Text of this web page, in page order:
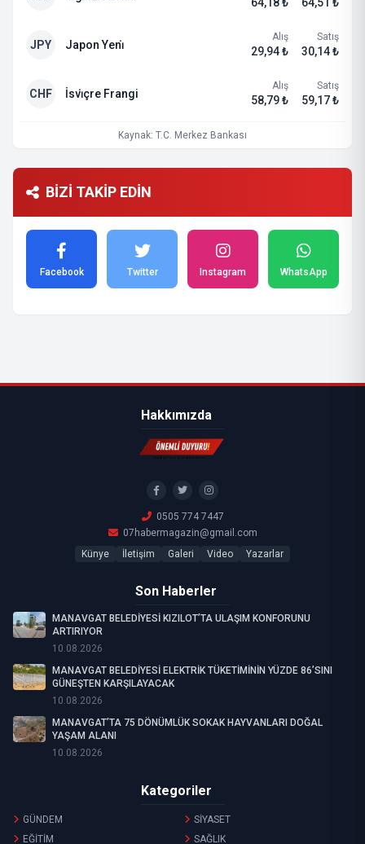
JPY Japon Yeni̇
Alış
29,94 ₺
Satış
30,14 ₺
CHF İsvi̇çre Frangi
Alış
58,79 ₺
Satış
59,17 ₺
Kaynak: T.C. Merkez Bankası
BİZİ TAKİP EDİN
Facebook Twitter Instagram WhatsApp
Hakkımızda
0505 774 7447
07habermagazin@gmail.com
Künye
İletişim Galeri Video Yazarlar
Son Haberler
MANAVGAT BELEDİYESİ KIZILOT’TA ULAŞIM KONFORUNU
ARTIRIYOR
10.08.2026
MANAVGAT BELEDİYESİ ELEKTRİK TÜKETİMİNİN YÜZDE 86’SINI
GÜNEŞTEN KARŞILAYACAK
10.08.2026
MANAVGAT’TA 75 DÖNÜMLÜK SOKAK HAYVANLARI DOĞAL
YAŞAM ALANI
10.08.2026
Kategoriler
GÜNDEM
SİYASET
EĞİTİM
SAĞLIK